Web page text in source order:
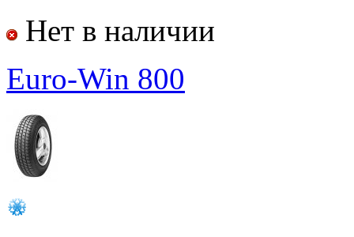
Нет в наличии
Euro-Win 800